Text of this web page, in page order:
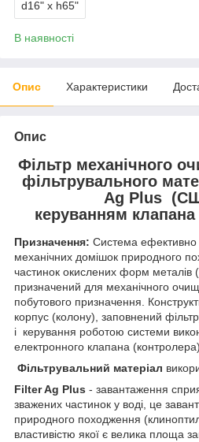
d16" x h65"
В наявності
Опис Характеристики
Опис
Фільтр механічного
фільтрувального
Ag Plus
керуванням
Призначення: Система ефективно
механічних домішок природного
частинок окислених форм металів
призначений для механічного
побутового призначення.
корпус (колону), заповнений
і керування роботою системи
електронного клапана
Фільтрувальний матеріал
Filter Ag Plus - завантаження
зважених частинок у воді, це
природного походження
властивістю якої є велика площа